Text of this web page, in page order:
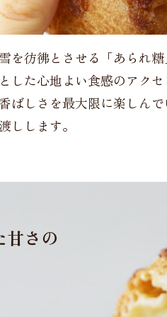
を彷彿とさせる「あられ
した心地よい食感のアクセ
ばしさを最大限に楽しん
しします。
甘さの